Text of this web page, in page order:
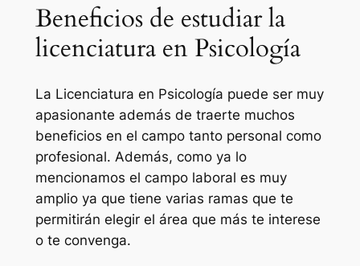
Beneficios de estudiar la
licenciatura en Psicología
La Licenciatura en Psicología puede ser muy
apasionante además de traerte muchos
beneficios en el campo tanto personal como
profesional. Además, como ya lo
mencionamos el campo laboral es muy
amplio ya que tiene varias ramas que te
permitirán elegir el área que más te interese
o te convenga.